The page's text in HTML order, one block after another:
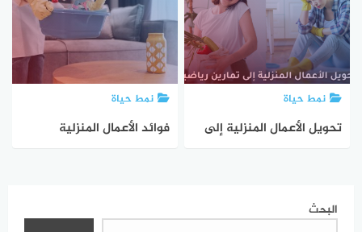
نمط حياة
تحويل الأعمال المنزلية إلى
نمط حياة
فوائد الأعمال المنزلية
البحث